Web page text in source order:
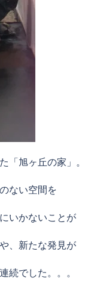
「旭ヶ丘の家」。
ない空間を
いかないことが
、新たな発見が
続でした。。。